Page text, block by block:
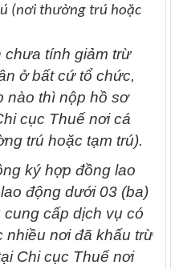
(nơi thường trú hoặc
chưa tính giảm trừ
ở bất cứ tổ chức,
nào thì nộp hồ sơ
cục Thuế nơi cá
trú hoặc tạm trú).
ký hợp đồng lao
động dưới 03 (ba)
cấp dịch vụ có
nhiều nơi đã khấu trừ
Chi cục Thuế nơi